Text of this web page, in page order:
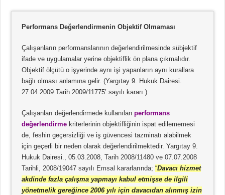
Performans Değerlendirmenin Objektif Olmaması
Çalışanların performanslarının değerlendirilmesinde sübjektif
ifade ve uygulamalar yerine objektiflik ön plana çıkmalıdır.
Objektif ölçütü o işyerinde aynı işi yapanların aynı kurallara
bağlı olması anlamına gelir. (Yargıtay 9. Hukuk Dairesi.
27.04.2009 Tarih 2009/11775’ sayılı kararı )
Çalışanları değerlendirmede kullanılanperformans
değerlendirme kriterlerinin objektifliğinin ispat edilememesi
de, feshin geçersizliği ve iş güvencesi tazminatı alabilmek
için geçerli bir neden olarak değerlendirilmektedir. Yargıtay 9.
Hukuk Dairesi., 05.03.2008, Tarih 2008/11480 ve 07.07.2008
Tarihli, 2008/19047 sayılı Emsal kararlarında;“Davacı hizmet
akdinde fazla çalışma yapmayı kabul etmişse de ilgili
yönetmelik gereğince 2006 yılı için davacıdan alınmış izin